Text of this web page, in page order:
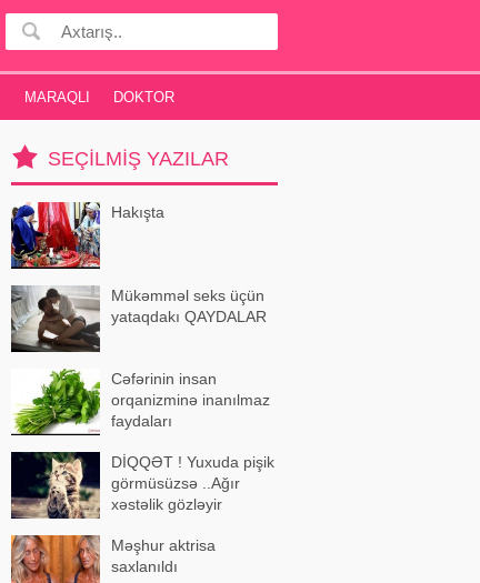
MARAQLI DOKTOR
SEÇILMIŞ YAZILAR
Hakışta
Mükəmməl seks üçün
yataqdakı QAYDALAR
Cəfərinin insan
orqanizminə inanılmaz
faydaları
DİQQƏT ! Yuxuda pişik
görmüsüzsə ..Ağır
xəstəlik gözləyir
Məşhur aktrisa
saxlanıldı